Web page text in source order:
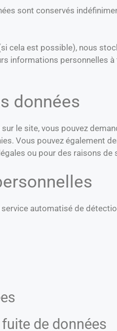
sont conservés
cela est possible), nous
personnelles
données
le site, vous pouvez
Vous pouvez également
ou pour des raisons de
automatisé de
de données